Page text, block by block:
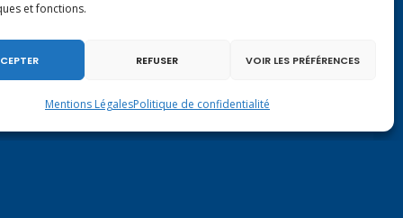
et fonctions.
REFUSER VOIR LES PRÉFÉRENCES
Mentions LégalesPolitique de confidentialité
virginie.duby-muller@assemblee-nationale.fr